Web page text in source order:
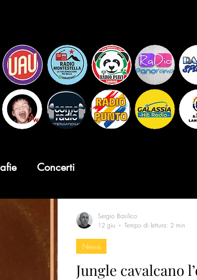
Concerti
Jungle cavalcano
News
Sergio Basilico
12 giu
Tempo di lettura: 2 min